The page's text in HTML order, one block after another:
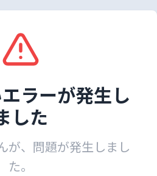
ラーが発生し
した
が、問題が発生しまし
た。